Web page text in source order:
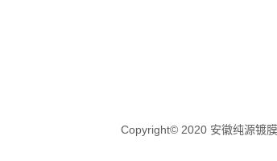
Copyright© 2020 安徽纯源镀